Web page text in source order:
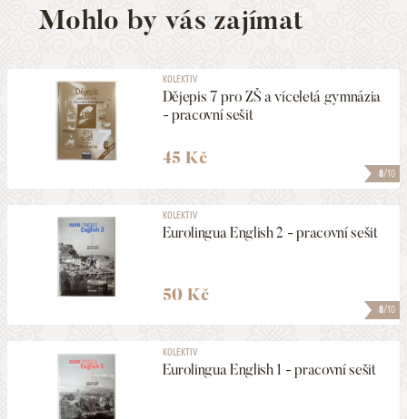
Mohlo by vás zajímat
8/10
KOLEKTIV
Dějepis 7 pro ZŠ a víceletá gymnázia
- pracovní sešit
45 Kč
8/10
KOLEKTIV
Eurolingua English 2 - pracovní sešit
50 Kč
KOLEKTIV
Eurolingua English 1 - pracovní sešit